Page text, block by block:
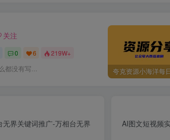
关注
0 6 219W+
都没有写...
界关键词推广-万相台无界
AI图文短视频